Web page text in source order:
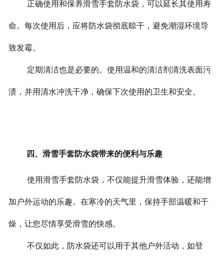
正确使用和保养滑雪手套防水袋，可以延长其使用寿
命。每次使用后，应将防水袋彻底晾干，避免潮湿环境导
致发霉。
定期清洁也是必要的。使用温和的清洁剂清洗表面污
渍，并用清水冲洗干净，确保下次使用的卫生和安全。
四、滑雪手套防水袋带来的便利与乐趣
使用滑雪手套防水袋，不仅能提升滑雪体验，还能增
加户外运动的乐趣。在寒冷的天气里，保持手部温暖和干
燥，让您尽情享受滑雪的快感。
不仅如此，防水袋还可以用于其他户外活动，如登